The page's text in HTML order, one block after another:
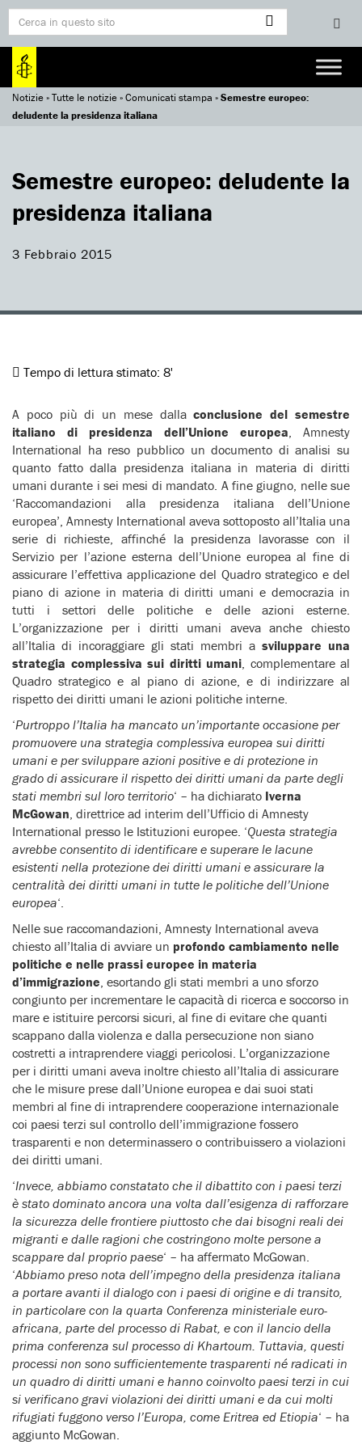
Notizie»Tutte le notizie»Comunicati stampa »Semestre europeo:
deludente la presidenza italiana
Semestre europeo: deludente la
presidenza italiana
3 Febbraio 2015
Tempo di lettura stimato: 8'
A poco più di un mese dallaconclusione del semestre
italiano di presidenza dell’Unione europea, Amnesty
International ha reso pubblico un documento di analisi su
quanto fatto dalla presidenza italiana in materia di diritti
umani durante i sei mesi di mandato. A fine giugno, nelle sue
‘Raccomandazioni alla presidenza italiana dell’Unione
europea’, Amnesty International aveva sottoposto all’Italia una
serie di richieste, affinché la presidenza lavorasse con il
Servizio per l’azione esterna dell’Unione europea al fine di
assicurare l’effettiva applicazione del Quadro strategico e del
piano di azione in materia di diritti umani e democrazia in
tutti i settori delle politiche e delle azioni esterne.
L’organizzazione per i diritti umani aveva anche chiesto
all’Italia di incoraggiare gli stati membri a sviluppare una
strategia complessiva sui diritti umani, complementare al
Quadro strategico e al piano di azione, e di indirizzare al
rispetto dei diritti umani le azioni politiche interne.
‘Purtroppo l’Italia ha mancato un’importante occasione per
promuovere una strategia complessiva europea sui diritti
umani e per sviluppare azioni positive e di protezione in
grado di assicurare il rispetto dei diritti umani da parte degli
stati membri sul loro territorio‘ – ha dichiarato Iverna
McGowan, direttrice ad interim dell’Ufficio di Amnesty
International presso le Istituzioni europee. ‘Questa strategia
avrebbe consentito di identificare e superare le lacune
esistenti nella protezione dei diritti umani e assicurare la
centralità dei diritti umani in tutte le politiche dell’Unione
europea‘.
Nelle sue raccomandazioni, Amnesty International aveva
chiesto all’Italia di avviare un profondo cambiamento nelle
politiche e nelle prassi europee in materia
d’immigrazione, esortando gli stati membri a uno sforzo
congiunto per incrementare le capacità di ricerca e soccorso in
mare e istituire percorsi sicuri, al fine di evitare che quanti
scappano dalla violenza e dalla persecuzione non siano
costretti a intraprendere viaggi pericolosi. L’organizzazione
per i diritti umani aveva inoltre chiesto all’Italia di assicurare
che le misure prese dall’Unione europea e dai suoi stati
membri al fine di intraprendere cooperazione internazionale
coi paesi terzi sul controllo dell’immigrazione fossero
trasparenti e non determinassero o contribuissero a violazioni
dei diritti umani.
‘Invece, abbiamo constatato che il dibattito con i paesi terzi
è stato dominato ancora una volta dall’esigenza di rafforzare
la sicurezza delle frontiere piuttosto che dai bisogni reali dei
migranti e dalle ragioni che costringono molte persone a
scappare dal proprio paese‘ – ha affermato McGowan.
‘Abbiamo preso nota dell’impegno della presidenza italiana
a portare avanti il dialogo con i paesi di origine e di transito,
in particolare con la quarta Conferenza ministeriale euro-
africana, parte del processo di Rabat, e con il lancio della
prima conferenza sul processo di Khartoum. Tuttavia, questi
processi non sono sufficientemente trasparenti né radicati in
un quadro di diritti umani e hanno coinvolto paesi terzi in cui
si verificano gravi violazioni dei diritti umani e da cui molti
rifugiati fuggono verso l’Europa, come Eritrea ed Etiopia‘ – ha
aggiunto McGowan.